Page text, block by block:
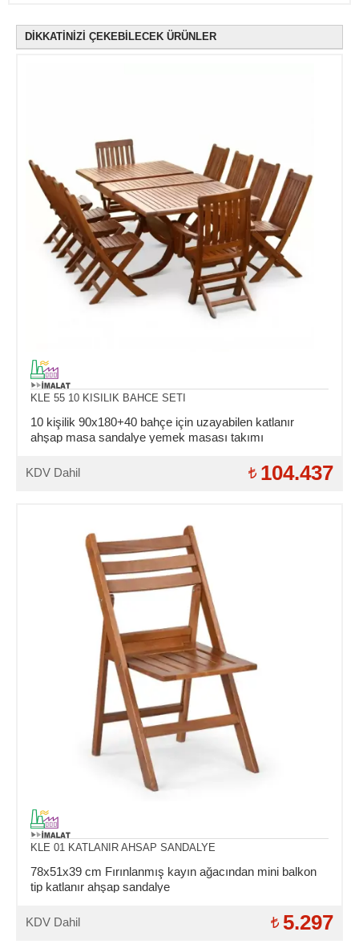
DİKKATİNİZİ ÇEKEBİLECEK ÜRÜNLER
KLE 55 10 KISILIK BAHCE SETI
10 kişilik 90x180+40 bahçe için uzayabilen katlanır
ahşap masa sandalye yemek masası takımı
KDV Dahil 104.437
KLE 01 KATLANIR AHSAP SANDALYE
78x51x39 cm Fırınlanmış kayın ağacından mini balkon
tip katlanır ahşap sandalye
KDV Dahil 5.297